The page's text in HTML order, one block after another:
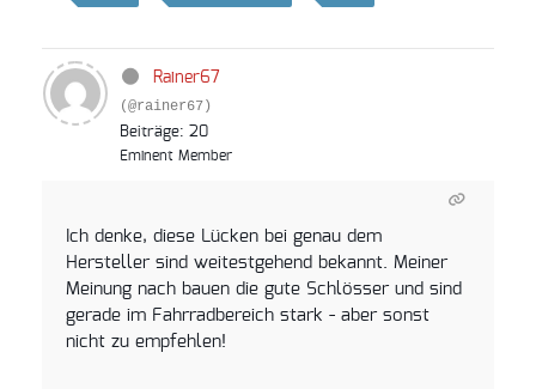
Rainer67
(@rainer67)
Beiträge: 20
Eminent Member
Ich denke, diese Lücken bei genau dem
Hersteller sind weitestgehend bekannt. Meiner
Meinung nach bauen die gute Schlösser und sind
gerade im Fahrradbereich stark - aber sonst
nicht zu empfehlen!